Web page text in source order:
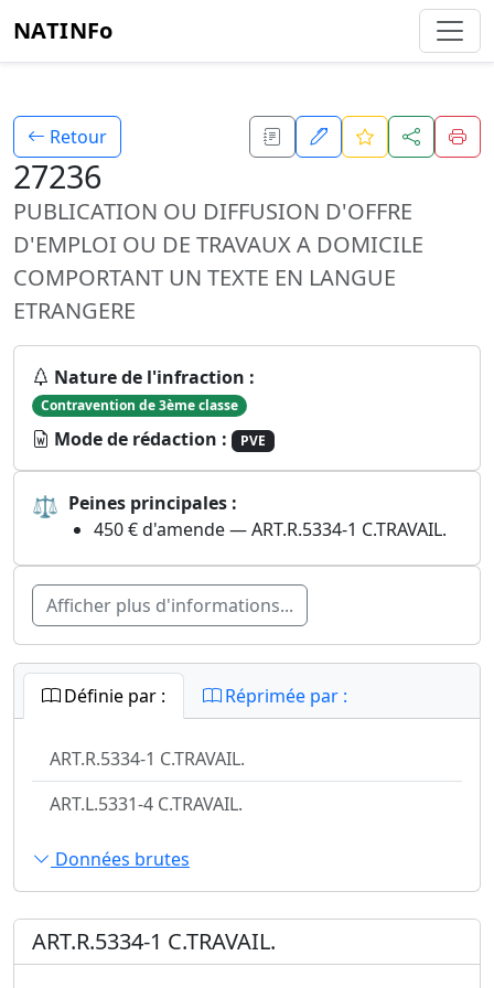
NATINFo
Retour
27236
PUBLICATION OU DIFFUSION D'OFFRE
D'EMPLOI OU DE TRAVAUX A DOMICILE
COMPORTANT UN TEXTE EN LANGUE
ETRANGERE
Nature de l'infraction :
Contravention de 3ème classe
Mode de rédaction : PVE
⚖ Peines principales :
450 € d'amende — ART.R.5334-1 C.TRAVAIL.
Afficher plus d'informations...
Définie par : Réprimée par :
ART.R.5334-1 C.TRAVAIL.
ART.L.5331-4 C.TRAVAIL.
Données brutes
ART.R.5334-1 C.TRAVAIL.